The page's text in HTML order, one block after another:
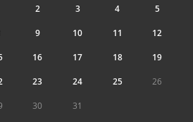
2 3 4 5
9 10 11 12
16 17 18 19
23 24 25 26
30 31